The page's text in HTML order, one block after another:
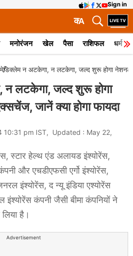
Sign in
A
क
मनोरंजन खेल पैसा राशिफल धर्म
मेडिक्लेम न अटकेगा, न लटकेगा, जल्द शुरू होगा नेशनल
न लटकेगा, जल्द शुरू होगा
जानें क्या होगा फायदा
10:31 pm IST, Updated : May 22,
स्टार हेल्थ एंड अलायड इंश्योरेंस,
और एचडीएफसी एर्गो इंश्योरेंस,
इंश्योरेंस, द न्यू इंडिया एश्योरेंस
कंपनी जैसी बीमा कंपनियों ने
है।
Advertisement